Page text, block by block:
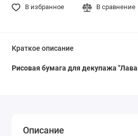
В избранное В сравнение
Краткое описание
Рисовая бумага для декупажа
Описание